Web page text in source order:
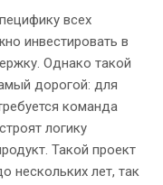
всех
инвестировать в
Однако такой
дорогой: для
команда
логику
Такой проект
нескольких лет, так